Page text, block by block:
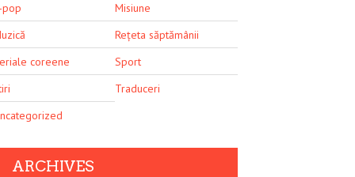
pop
Misiune
Rețeta săptămânii
coreene
Sport
Traduceri
ARCHIVES